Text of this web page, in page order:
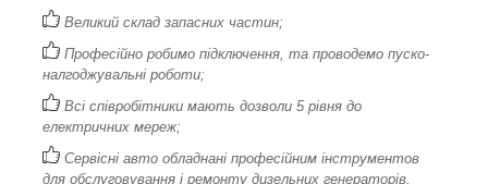
Великий склад запасних частин;
Професійно робимо підключення, та проводемо пуско-
налгоджувальні роботи;
Всі співробітники мають дозволи 5 рівня до
електричних мереж;
Сервісні авто обладнані професійним інструментов
для обслуговування і ремонту дизельних генераторів.